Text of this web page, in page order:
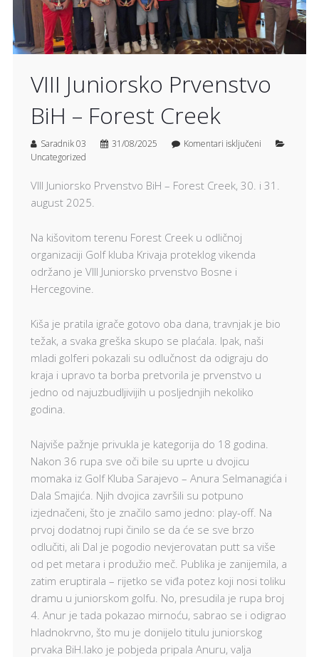
VIII Juniorsko Prvenstvo
BiH – Forest Creek
Saradnik 03 31/08/2025
Komentari isključeni
Uncategorized
VIII Juniorsko Prvenstvo BiH – Forest Creek, 30. i 31.
august 2025.
Na kišovitom terenu Forest Creek u odličnoj
organizaciji Golf kluba Krivaja proteklog vikenda
održano je VIII Juniorsko prvenstvo Bosne i
Hercegovine.
Kiša je pratila igrače gotovo oba dana, travnjak je bio
težak, a svaka greška skupo se plaćala. Ipak, naši
mladi golferi pokazali su odlučnost da odigraju do
kraja i upravo ta borba pretvorila je prvenstvo u
jedno od najuzbudljivijih u posljednjih nekoliko
godina.
Najviše pažnje privukla je kategorija do 18 godina.
Nakon 36 rupa sve oči bile su uprte u dvojicu
momaka iz Golf Kluba Sarajevo – Anura Selmanagića i
Dala Smajića. Njih dvojica završili su potpuno
izjednačeni, što je značilo samo jedno: play-off. Na
prvoj dodatnoj rupi činilo se da će se sve brzo
odlučiti, ali Dal je pogodio nevjerovatan putt sa više
od pet metara i produžio meč. Publika je zanijemila, a
zatim eruptirala – rijetko se viđa potez koji nosi toliku
dramu u juniorskom golfu. No, presudila je rupa broj
4. Anur je tada pokazao mirnoću, sabrao se i odigrao
hladnokrvno, što mu je donijelo titulu juniorskog
prvaka BiH.Iako je pobjeda pripala Anuru, valja